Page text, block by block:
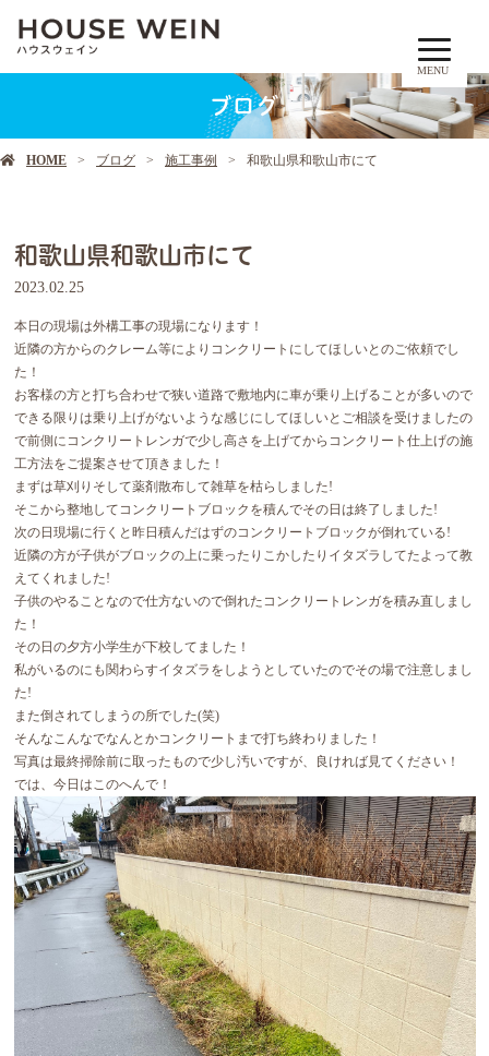
MENU
ブログ
HOME ブログ 施工事例 和歌山県和歌山市にて
和歌山県和歌山市にて
2023.02.25
本日の現場は外構工事の現場になります！
近隣の方からのクレーム等によりコンクリートにしてほしいとのご依頼でし
た！
お客様の方と打ち合わせで狭い道路で敷地内に車が乗り上げることが多いので
できる限りは乗り上げがないような感じにしてほしいとご相談を受けましたの
で前側にコンクリートレンガで少し高さを上げてからコンクリート仕上げの施
工方法をご提案させて頂きました！
まずは草刈りそして薬剤散布して雑草を枯らしました!
そこから整地してコンクリートブロックを積んでその日は終了しました!
次の日現場に行くと昨日積んだはずのコンクリートブロックが倒れている!
近隣の方が子供がブロックの上に乗ったりこかしたりイタズラしてたよって教
えてくれました!
子供のやることなので仕方ないので倒れたコンクリートレンガを積み直しまし
た！
その日の夕方小学生が下校してました！
私がいるのにも関わらすイタズラをしようとしていたのでその場で注意しまし
た!
また倒されてしまうの所でした(笑)
そんなこんなでなんとかコンクリートまで打ち終わりました！
写真は最終掃除前に取ったもので少し汚いですが、良ければ見てください！
では、今日はこのへんで！